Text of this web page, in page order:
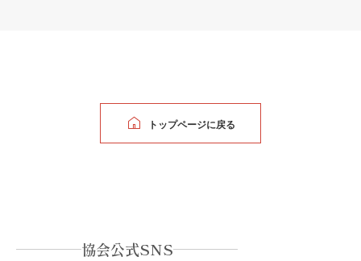
トップページに戻る
協会公式SNS